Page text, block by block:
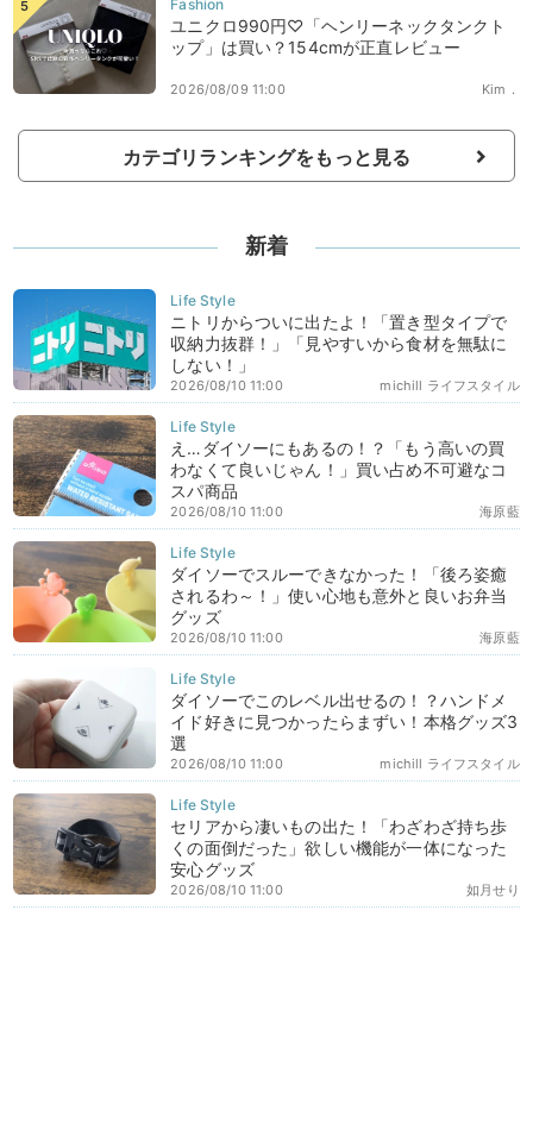
ユニクロ990円♡「ヘンリーネックタンクト
ップ」は買い？154cmが正直レビュー
Kim．
2026/08/09 11:00
カテゴリランキングをもっと見る
新着
ニトリからついに出たよ！「置き型タイプで
収納力抜群！」「見やすいから食材を無駄に
しない！」
michill ライフスタイル
2026/08/10 11:00
え…ダイソーにもあるの！？「もう高いの買
わなくて良いじゃん！」買い占め不可避なコ
スパ商品
海原藍
2026/08/10 11:00
ダイソーでスルーできなかった！「後ろ姿癒
されるわ～！」使い心地も意外と良いお弁当
グッズ
海原藍
2026/08/10 11:00
ダイソーでこのレベル出せるの！？ハンドメ
イド好きに見つかったらまずい！本格グッズ3
選
michill ライフスタイル
2026/08/10 11:00
セリアから凄いもの出た！「わざわざ持ち歩
くの面倒だった」欲しい機能が一体になった
安心グッズ
如月せり
2026/08/10 11:00